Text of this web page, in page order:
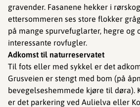
gravender. Fasanene hekker i
ettersommeren ses store flokker
på mange spurvefuglarter, hegre og
interessante rovfugler.
Adkomst til naturreservatet
Til fots eller med sykkel er det
Grusveien er stengt med bom (på
bevegelseshemmede kjøre til døra).
er det parkering ved Aulielva eller